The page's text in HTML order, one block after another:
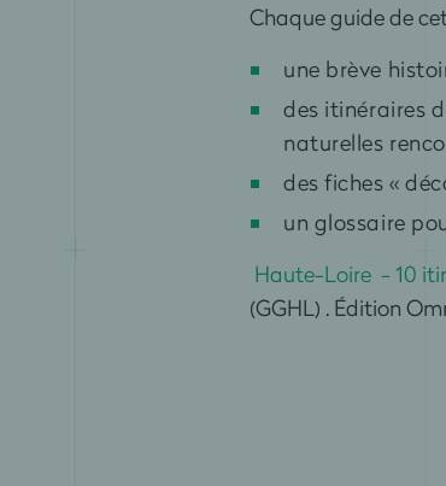
Chaque guide de
une brève
des itinéraires
naturelles
des fiches «
un glossaire
Haute-Loire - 10
(GGHL) . Édition